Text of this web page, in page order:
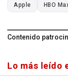
Apple HBO
Contenido
Lo más leído